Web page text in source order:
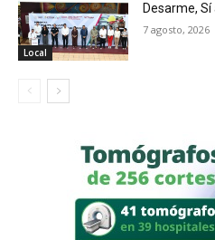
Local
Desarme, Sí
7 agosto, 2026